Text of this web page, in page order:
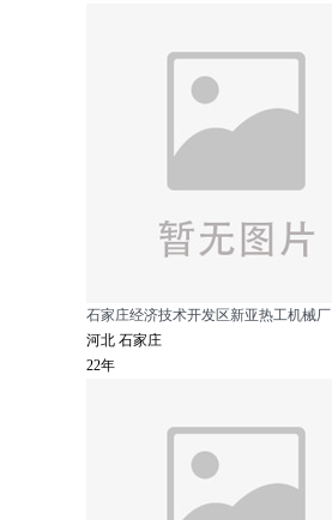
石家庄经济技术开发区新亚热工机械厂
河北 石家庄
22年